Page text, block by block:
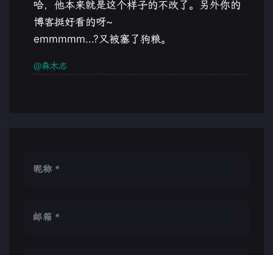
哈，他本来就是这个样子的不改了。另外你的
博客挺好看的呀~
emmmmm...?又被塞了狗粮。
@森木志